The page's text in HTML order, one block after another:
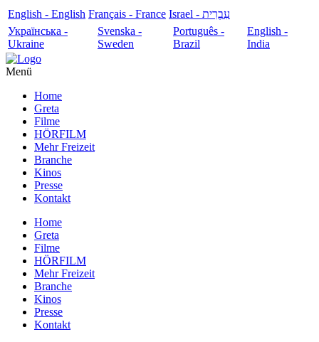
English - English Français - France
עִבְרִית - Israel
Українська -
Ukraine
Svenska -
Sweden
Português -
Brazil
English -
India
Menü
Home
Greta
Filme
HÖRFILM
Mehr Freizeit
Branche
Kinos
Presse
Kontakt
Home
Greta
Filme
HÖRFILM
Mehr Freizeit
Branche
Kinos
Presse
Kontakt